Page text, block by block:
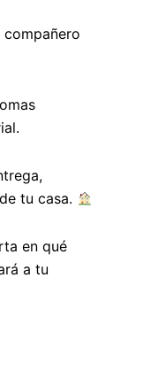
tu casa.
en qué
a tu